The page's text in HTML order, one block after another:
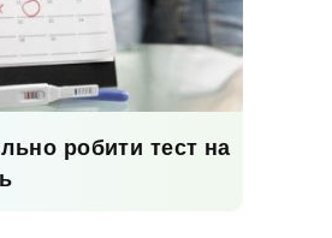
робити тест на